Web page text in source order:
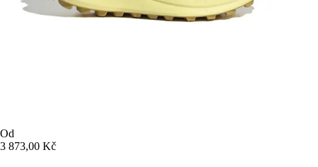
Od
3 873,00 Kč